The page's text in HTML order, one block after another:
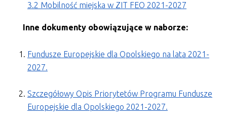
3.2 Mobilność miejska w ZIT FEO 2021-2027
Inne dokumenty obowiązujące w naborze:
Fundusze Europejskie dla Opolskiego na lata 2021-
2027.
Szczegółowy Opis Priorytetów Programu Fundusze
Europejskie dla Opolskiego 2021-2027.